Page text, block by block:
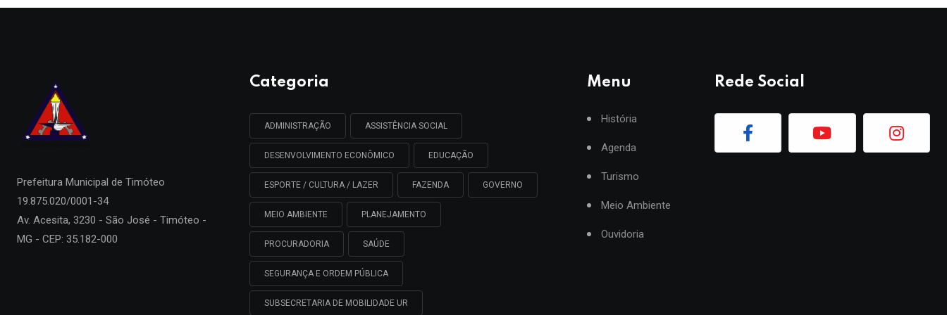
Prefeitura Municipal de Timóteo
19.875.020/0001-34
Av. Acesita, 3230 - São José - Timóteo -
MG - CEP: 35.182-000
Categoria
ADMINISTRAÇÃO ASSISTÊNCIA SOCIAL
DESENVOLVIMENTO ECONÔMICO EDUCAÇÃO
ESPORTE / CULTURA / LAZER FAZENDA GOVERNO
MEIO AMBIENTE PLANEJAMENTO
PROCURADORIA SAÚDE
SEGURANÇA E ORDEM PÚBLICA
SUBSECRETARIA DE MOBILIDADE UR
Menu
História
Agenda
Turismo
Meio Ambiente
Ouvidoria
Rede Social